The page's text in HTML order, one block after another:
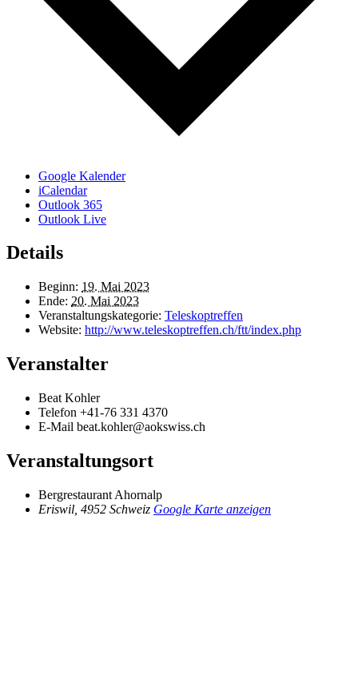
Google Kalender
iCalendar
Outlook 365
Outlook Live
Details
Beginn: 19. Mai 2023
Ende: 20. Mai 2023
Veranstaltungskategorie: Teleskoptreffen
Website: http://www.teleskoptreffen.ch/ftt/index.php
Veranstalter
Beat Kohler
Telefon +41-76 331 4370
E-Mail beat.kohler@aokswiss.ch
Veranstaltungsort
Bergrestaurant Ahornalp
Eriswil 4952 Schweiz Google Karte anzeigen